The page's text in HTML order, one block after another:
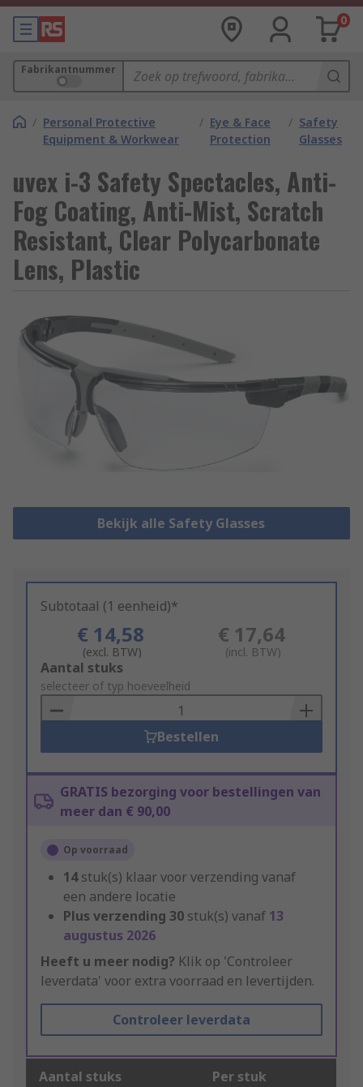
0
Fabrikantnummer
/ Personal Protective
Equipment & Workwear
/ Eye & Face
Protection
/ Safety
Glasses
uvex i-3 Safety Spectacles, Anti-
Fog Coating, Anti-Mist, Scratch
Resistant, Clear Polycarbonate
Lens, Plastic
Bekijk alle Safety Glasses
Subtotaal (1 eenheid)*
€ 14,58
(excl. BTW)
€ 17,64
(incl. BTW)
Add
to
Basket
Aantal stuks
selecteer of typ hoeveelheid
Bestellen
GRATIS bezorging voor bestellingen van
meer dan € 90,00
Op voorraad
14stuk(s) klaar voor verzending vanaf
een andere locatie
Plus verzending 30 stuk(s) vanaf 13
augustus 2026
Heeft u meer nodig? Klik op 'Controleer
leverdata' voor extra voorraad en levertijden.
Controleer leverdata
Aantal stuks Per stuk